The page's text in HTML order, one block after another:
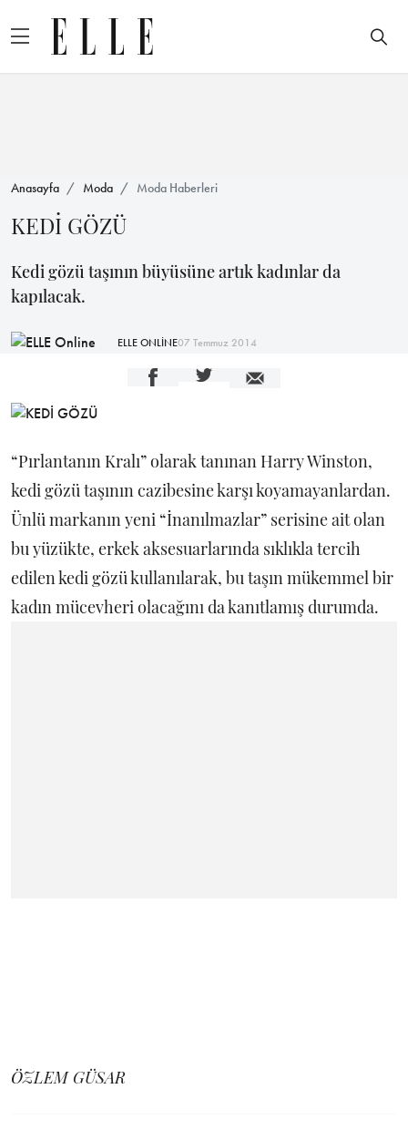
Anasayfa Moda Moda Haberleri
KEDİ GÖZÜ
Kedi gözü taşının büyüsüne artık kadınlar da
kapılacak.
ELLE ONLİNE07 Temmuz 2014
“Pırlantanın Kralı” olarak tanınan Harry Winston,
kedi gözü taşının cazibesine karşı koyamayanlardan.
Ünlü markanın yeni “İnanılmazlar” serisine ait olan
bu yüzükte, erkek aksesuarlarında sıklıkla tercih
edilen kedi gözü kullanılarak, bu taşın mükemmel bir
kadın mücevheri olacağını da kanıtlamış durumda.
ÖZLEM GÜSAR